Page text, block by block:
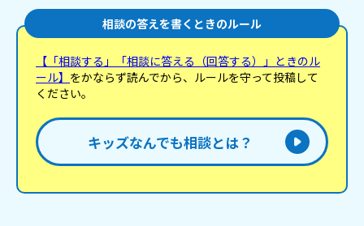
相談の答えを書くときのルール
【「相談する」「相談に答える（回答する）」ときのル
ール】 をかならず読んでから、ルールを守って投稿して
ください。
キッズなんでも相談とは？